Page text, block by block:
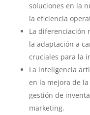
soluciones en la
la eficiencia
La diferenciación
la adaptación a
cruciales para la
La inteligencia
en la mejora de
gestión de
marketing.